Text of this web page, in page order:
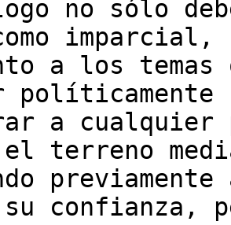
no sólo
imparcial,
a los temas
políticamente
a
terreno
su confianza,